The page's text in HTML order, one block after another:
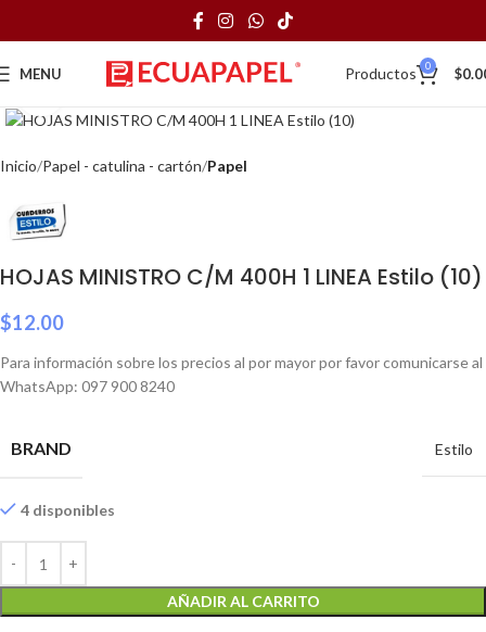
MENU Productos 0 $
Click to enlarge
Inicio Papel - catulina - cartón Papel
HOJAS MINISTRO C/M 400H 1 LINEA Estilo (10)
$12.00
Para información sobre los precios al por mayor por favor comunicarse al
WhatsApp: 097 900 8240
BRAND Estilo
4 disponibles
AÑADIR AL CARRITO